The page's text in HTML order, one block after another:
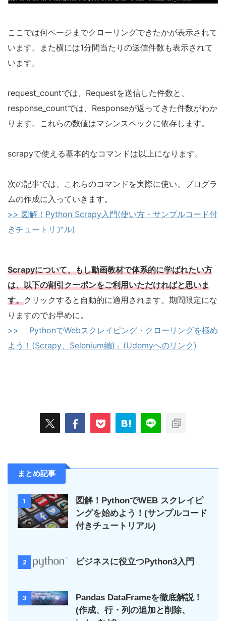
ここでは何ページまでクローリングできたかが表示されて
います。また横には1分間当たりの送信件数も表示されて
います。
request_countでは、Requestを送信した件数と、
response_countでは、Responseが返ってきた件数がわか
ります。これらの数値はマシンスペックに依存します。
scrapyで使える基本的なコマンドは以上になります。
次の記事では、これらのコマンドを実際に使い、プログラ
ムの作成に入っていきます。
>> 図解！Python Scrapy入門(使い方・サンプルコード付
きチュートリアル)
Scrapyについて、もし動画教材で体系的に学ばれたい方
は、以下の割引クーポンをご利用いただければと思いま
す。クリックすると自動的に適用されます。期間限定にな
りますのでお早めに。
>> 「PythonでWebスクレイピング・クローリングを極め
よう！(Scrapy、Selenium編)」(Udemyへのリンク)
まとめ記事
1
図解！PythonでWEB スクレイピ
ングを始めよう！(サンプルコード
付きチュートリアル)
2 ビジネスに役立つPython3入門
3
Pandas DataFrameを徹底解説！
(作成、行・列の追加と削除、